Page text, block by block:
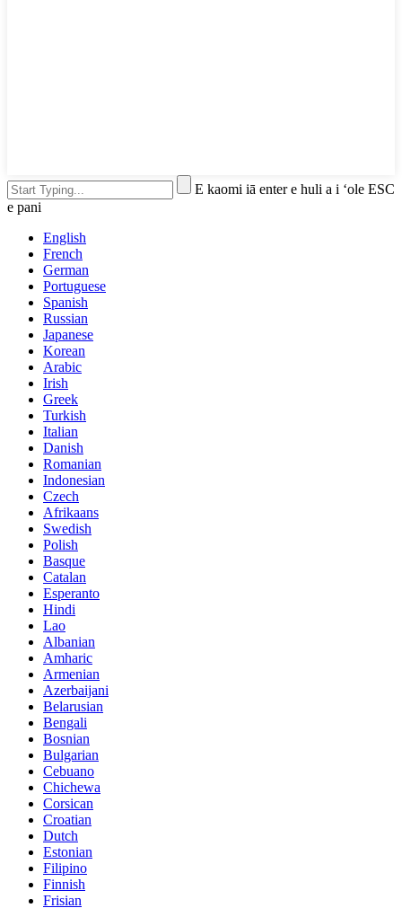
E kaomi iā enter e huli a i ʻole ESC
e pani
English
French
German
Portuguese
Spanish
Russian
Japanese
Korean
Arabic
Irish
Greek
Turkish
Italian
Danish
Romanian
Indonesian
Czech
Afrikaans
Swedish
Polish
Basque
Catalan
Esperanto
Hindi
Lao
Albanian
Amharic
Armenian
Azerbaijani
Belarusian
Bengali
Bosnian
Bulgarian
Cebuano
Chichewa
Corsican
Croatian
Dutch
Estonian
Filipino
Finnish
Frisian